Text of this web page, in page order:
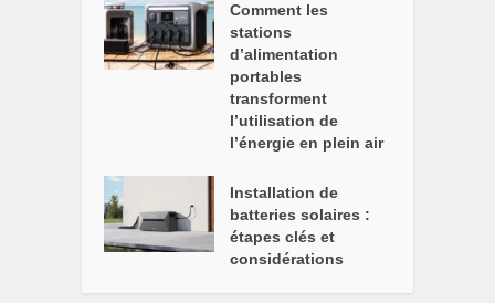
Comment les
stations
d’alimentation
portables
transforment
l’utilisation de
l’énergie en plein air
Installation de
batteries solaires :
étapes clés et
considérations